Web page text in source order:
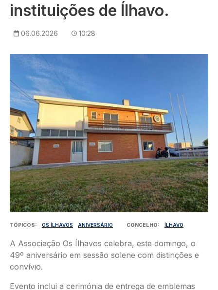
instituições de Ílhavo.
06.06.2026 10:28
Imagem
TÓPICOS OS ÍLHAVOS ANIVERSÁRIO CONCELHO ÍLHAVO
A Associação Os Ílhavos celebra, este domingo, o
49º aniversário em sessão solene com distinções e
convívio.
Evento inclui a cerimónia de entrega de emblemas